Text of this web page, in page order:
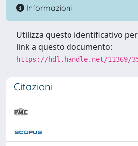
Informazioni
Utilizza questo identificativo
link a questo documento:
https://hdl.handle.net/11369/
Citazioni